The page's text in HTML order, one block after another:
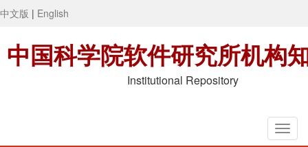
中文版 | English
中国科学院软件研究所机构
Institutional Repository